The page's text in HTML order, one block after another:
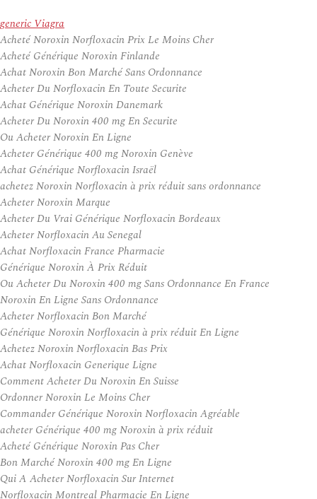
generic Viagra
Acheté Noroxin Norfloxacin Prix Le Moins Cher
Acheté Générique Noroxin Finlande
Achat Noroxin Bon Marché Sans Ordonnance
Acheter Du Norfloxacin En Toute Securite
Achat Générique Noroxin Danemark
Acheter Du Noroxin 400 mg En Securite
Ou Acheter Noroxin En Ligne
Acheter Générique 400 mg Noroxin Genève
Achat Générique Norfloxacin Israël
achetez Noroxin Norfloxacin à prix réduit sans ordonnance
Acheter Noroxin Marque
Acheter Du Vrai Générique Norfloxacin Bordeaux
Acheter Norfloxacin Au Senegal
Achat Norfloxacin France Pharmacie
Générique Noroxin À Prix Réduit
Ou Acheter Du Noroxin 400 mg Sans Ordonnance En France
Noroxin En Ligne Sans Ordonnance
Acheter Norfloxacin Bon Marché
Générique Noroxin Norfloxacin à prix réduit En Ligne
Achetez Noroxin Norfloxacin Bas Prix
Achat Norfloxacin Generique Ligne
Comment Acheter Du Noroxin En Suisse
Ordonner Noroxin Le Moins Cher
Commander Générique Noroxin Norfloxacin Agréable
acheter Générique 400 mg Noroxin à prix réduit
Acheté Générique Noroxin Pas Cher
Bon Marché Noroxin 400 mg En Ligne
Qui A Acheter Norfloxacin Sur Internet
Norfloxacin Montreal Pharmacie En Ligne